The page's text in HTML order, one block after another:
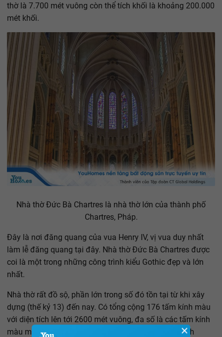
thờ là 7.700 mét vuông còn thể tích khối là khoảng 200.000
mét khối.
Nhà thờ Đức Bà Chartres là nhà thờ lớn của thành phố
Chartres, Pháp.
Đây là nơi đăng quang của vua Henry IV, vị vua duy nhất
làm lễ đăng quang tại đây. Nhà thờ Đức Bà Chartres được
coi là một trong những công trình kiểu Gothic đẹp và lớn
nhất.
Nhà thờ rất đồ sộ, phần lớn trong số đó tồn tại từ khi xây
dựng (thế kỷ 13) đến nay. Có tổng cộng 176 tấm kính màu
với diện tích lên tới 2600 mét vuông, đa số là các tấm kính
màu mô tả các vị thánh hoặc các nhân vật trong Kinh
✕